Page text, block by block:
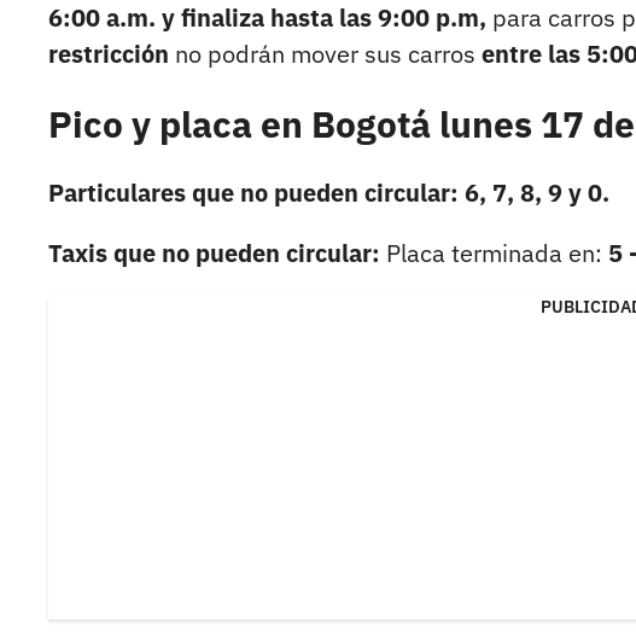
6:00 a.m. y finaliza hasta las 9:00 p.m, para carros
restricción no podrán mover sus carros entre las
Pico y placa en Bogotá lunes 17
Particulares que no pueden circular: 6, 7, 8, 9 y 0.
Taxis que no pueden circular: Placa terminada en: 5